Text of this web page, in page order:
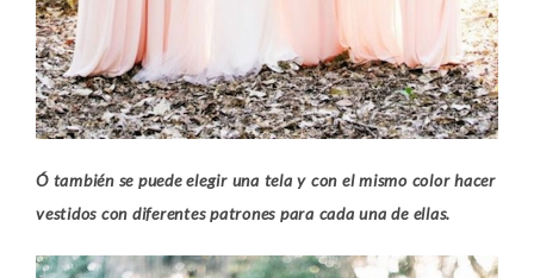
Ó también se puede elegir una tela y con el mismo color hacer
vestidos con diferentes patrones para cada una de ellas.